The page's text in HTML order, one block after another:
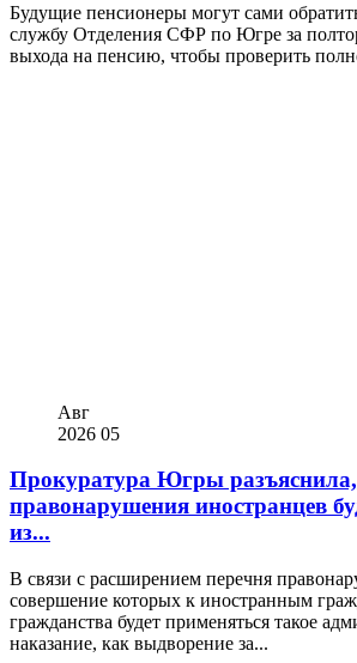
Будущие пенсионеры могут сами
службу Отделения СФР по Югре за
выхода на пенсию, чтобы проверить
Авг
2026 05
Прокуратура Югры разъяснила,
правонарушения иностранцев
из...
В связи с расширением перечня
совершение которых к иностранным
гражданства будет применяться такое
наказание, как выдворение за...